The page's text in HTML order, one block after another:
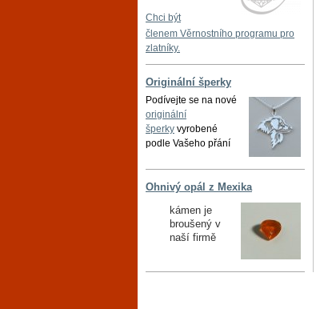
Chci být
členem Věrnostního programu pro
zlatníky.
Originální šperky
Podívejte se na nové
originální
šperky vyrobené
podle Vašeho přání
Ohnivý opál z Mexika
kámen je
broušený v
naší firmě